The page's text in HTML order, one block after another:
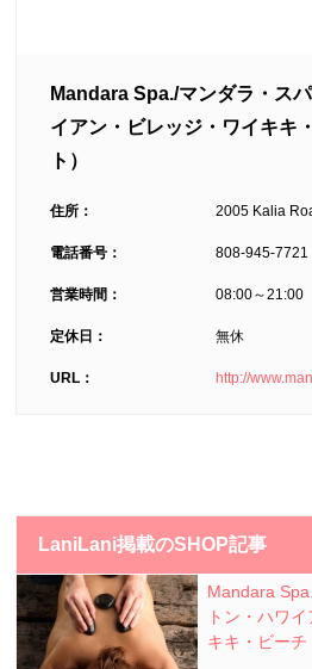
Mandara Spa./マンダラ・ス
イアン・ビレッジ・ワイキキ
ト）
住所： 2005 Kalia
電話番号： 808-945-7721
営業時間： 08:00～21:00
定休日： 無休
URL： http://
LaniLani掲載のSHOP記事
Mandara
トン・ハワ
キキ・ビーチ